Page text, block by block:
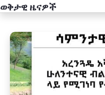
ወቅታዊ ዜናዎች
አዲስ